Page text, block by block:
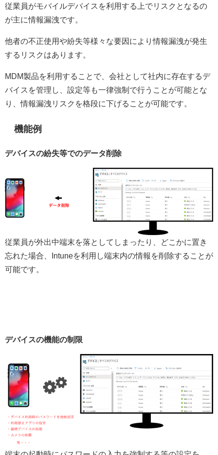
従業員がモバイルデバイスを利用する上でリスクとなるの
が主に情報漏洩です。
他者の不正使用や紛失等様々な要因により情報漏洩が発生
するリスクはあります。
MDM製品を利用することで、会社として社内に存在するデ
バイスを管理し、設定等も一律強制で行うことが可能とな
り、情報漏洩リスクを格段に下げることが可能です。
機能例
デバイスの紛失等でのデータ削除
従業員が外出中端末を落としてしまったり、どこかに置き
忘れた場合、Intuneを利用し端末内の情報を削除することが
可能です。
デバイスの機能の制限